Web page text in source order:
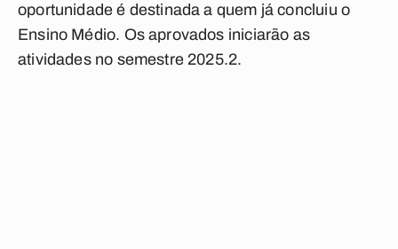
oportunidade é destinada a quem já concluiu o
Ensino Médio. Os aprovados iniciarão as
atividades no semestre 2025.2.